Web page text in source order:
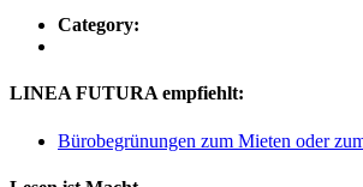
Category:
LINEA FUTURA empfiehlt:
Bürobegrünungen zum Mieten oder